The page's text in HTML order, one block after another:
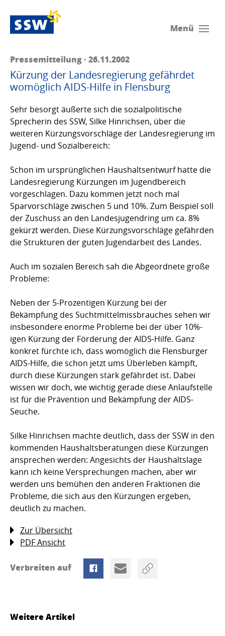
Menü
Pressemitteilung · 26.11.2002
Kürzung der Landesregierung gefährdet
womöglich AIDS-Hilfe in Flensburg
Sehr besorgt äußerte sich die sozialpolitische
Sprecherin des SSW, Silke Hinrichsen, über die
weiteren Kürzungsvorschläge der Landesregierung im
Jugend- und Sozialbereich:
Schon im ursprünglichen Haushaltsentwurf hatte die
Landesregierung Kürzungen im Jugendbereich
vorgeschlagen. Dazu kommen jetzt noch mal
Sparvorschläge zwischen 5 und 10%. Zum Beispiel soll
der Zuschuss an den Landesjugendring um ca. 8%
gekürzt werden. Diese Kürzungsvorschläge gefährden
die Strukturen der guten Jugendarbeit des Landes.
Auch im sozialen Bereich sah die Abgeordnete große
Probleme:
Neben der 5-Prozentigen Kürzung bei der
Bekämpfung des Suchtmittelmissbrauches sehen wir
insbesondere enorme Probleme bei der über 10%-
igen Kürzung der Förderung der AIDS-Hilfe. Ganz
konkret fürchte ich, dass womöglich die Flensburger
AIDS-Hilfe, die schon jetzt ums Überleben kämpft,
durch diese Kürzungen stark gefährdet ist. Dabei
wissen wir doch, wie wichtig gerade diese Anlaufstelle
ist für die Prävention und Bekämpfung der AIDS-
Seuche.
Silke Hinrichsen machte deutlich, dass der SSW in den
kommenden Haushaltsberatungen diese Kürzungen
ansprechen werden: Angesichts der Haushaltslage
kann ich keine Versprechungen machen, aber wir
werden uns bemühen den anderen Fraktionen die
Probleme, die sich aus den Kürzungen ergeben,
deutlich zu machen.
Zur Übersicht
PDF Ansicht
Verbreiten auf
Weitere Artikel